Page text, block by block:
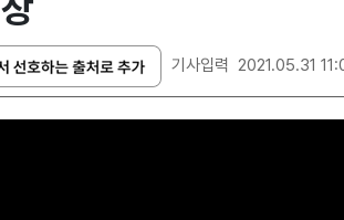
기사입력 2021.05.31